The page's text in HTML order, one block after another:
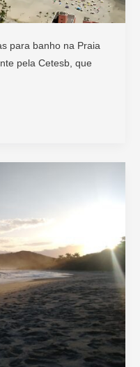
para banho na Praia
pela Cetesb, que